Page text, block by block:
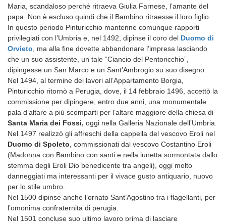
Maria, scandaloso perché ritraeva Giulia Farnese, l’amante del
papa. Non è escluso quindi che il Bambino ritraesse il loro figlio.
In questo periodo Pinturicchio mantenne comunque rapporti
privilegiati con l’Umbria e, nel 1492, dipinse il coro del Duomo di
Orvieto, ma alla fine dovette abbandonare l’impresa lasciando
che un suo assistente, un tale “Ciancio del Pentoricchio”,
dipingesse un San Marco e un Sant’Ambrogio su suo disegno.
Nel 1494, al termine dei lavori all’Appartamento Borgia,
Pinturicchio ritornò a Perugia, dove, il 14 febbraio 1496, accettò la
commissione per dipingere, entro due anni, una monumentale
pala d’altare a più scomparti per l’altare maggiore della chiesa di
Santa Maria dei Fossi, oggi nella Galleria Nazionale dell’Umbria.
Nel 1497 realizzò gli affreschi della cappella del vescovo Eroli nel
Duomo di Spoleto, commissionati dal vescovo Costantino Eroli
(Madonna con Bambino con santi e nella lunetta sormontata dallo
stemma degli Eroli Dio benedicente tra angeli), oggi molto
danneggiati ma interessanti per il vivace gusto antiquario, nuovo
per lo stile umbro.
Nel 1500 dipinse anche l’ornato Sant’Agostino tra i flagellanti, per
l’omonima confraternita di perugia.
Nel 1501 concluse suo ultimo lavoro prima di lasciare